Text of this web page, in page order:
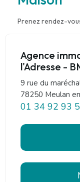
Prenez rendez-
Agence
l'Adresse -
9 rue du
78250 Meulan
01 34 92 93